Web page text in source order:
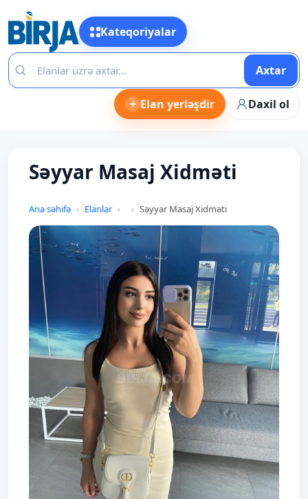
Kateqoriyalar
Axtar
+ Elan yerləşdir Daxil ol
Səyyar Masaj Xidməti
Ana səhifə Elanlar Səyyar Masaj Xidməti